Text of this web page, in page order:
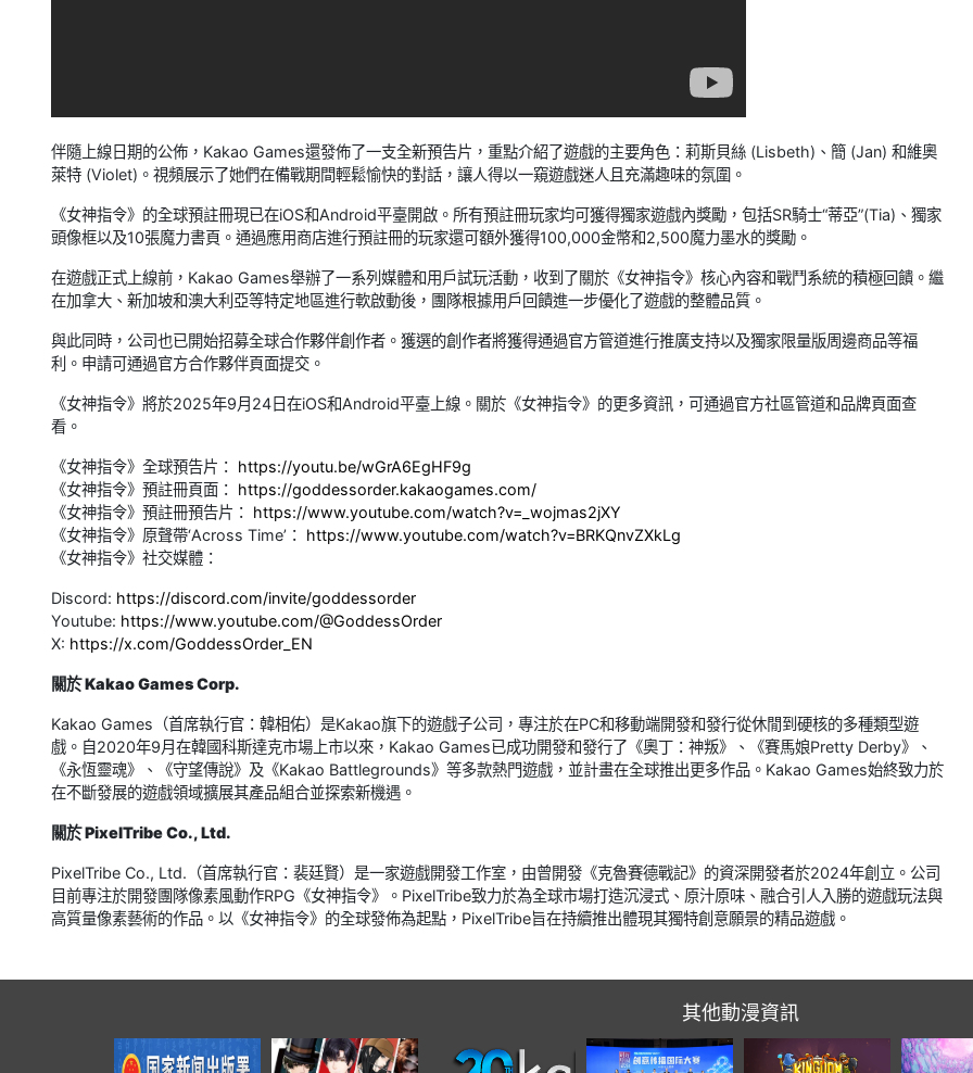
伴隨上線日期的公佈，Kakao Games還發佈了一支全新預告片，重點介紹了遊戲的主要角色：莉斯貝絲 (Lisbeth)、簡 (Jan) 和維奧
萊特 (Violet)。視頻展示了她們在備戰期間輕鬆愉快的對話，讓人得以一窺遊戲迷人且充滿趣味的氛圍。
《女神指令》的全球預註冊現已在iOS和Android平臺開啟。所有預註冊玩家均可獲得獨家遊戲內獎勵，包括SR騎士“蒂亞”(Tia)、獨家
頭像框以及10張魔力書頁。通過應用商店進行預註冊的玩家還可額外獲得100,000金幣和2,500魔力墨水的獎勵。
在遊戲正式上線前，Kakao Games舉辦了一系列媒體和用戶試玩活動，收到了關於《女神指令》核心內容和戰鬥系統的積極回饋。繼
在加拿大、新加坡和澳大利亞等特定地區進行軟啟動後，團隊根據用戶回饋進一步優化了遊戲的整體品質。
與此同時，公司也已開始招募全球合作夥伴創作者。獲選的創作者將獲得通過官方管道進行推廣支持以及獨家限量版周邊商品等福
利。申請可通過官方合作夥伴頁面提交。
《女神指令》將於2025年9月24日在iOS和Android平臺上線。關於《女神指令》的更多資訊，可通過官方社區管道和品牌頁面查
看。
《女神指令》全球預告片： https://youtu.be/wGrA6EgHF9g
《女神指令》預註冊頁面： https://goddessorder.kakaogames.com/
《女神指令》預註冊預告片： https://www.youtube.com/watch?v=_wojmas2jXY
《女神指令》原聲帶‘Across Time’： https://www.youtube.com/watch?v=BRKQnvZXkLg
《女神指令》社交媒體：
Discord: https://discord.com/invite/goddessorder
Youtube: https://www.youtube.com/@GoddessOrder
X: https://x.com/GoddessOrder_EN
關於 Kakao Games Corp.
Kakao Games（首席執行官：韓相佑）是Kakao旗下的遊戲子公司，專注於在PC和移動端開發和發行從休閒到硬核的多種類型遊
戲。自2020年9月在韓國科斯達克市場上市以來，Kakao Games已成功開發和發行了《奧丁：神叛》、《賽馬娘Pretty Derby》、
《永恆靈魂》、《守望傳說》及《Kakao Battlegrounds》等多款熱門遊戲，並計畫在全球推出更多作品。Kakao Games始終致力於
在不斷發展的遊戲領域擴展其產品組合並探索新機遇。
關於 PixelTribe Co., Ltd.
PixelTribe Co., Ltd.（首席執行官：裴廷賢）是一家遊戲開發工作室，由曾開發《克魯賽德戰記》的資深開發者於2024年創立。公司
目前專注於開發團隊像素風動作RPG《女神指令》。PixelTribe致力於為全球市場打造沉浸式、原汁原味、融合引人入勝的遊戲玩法與
高質量像素藝術的作品。以《女神指令》的全球發佈為起點，PixelTribe旨在持續推出體現其獨特創意願景的精品遊戲。
其他動漫資訊